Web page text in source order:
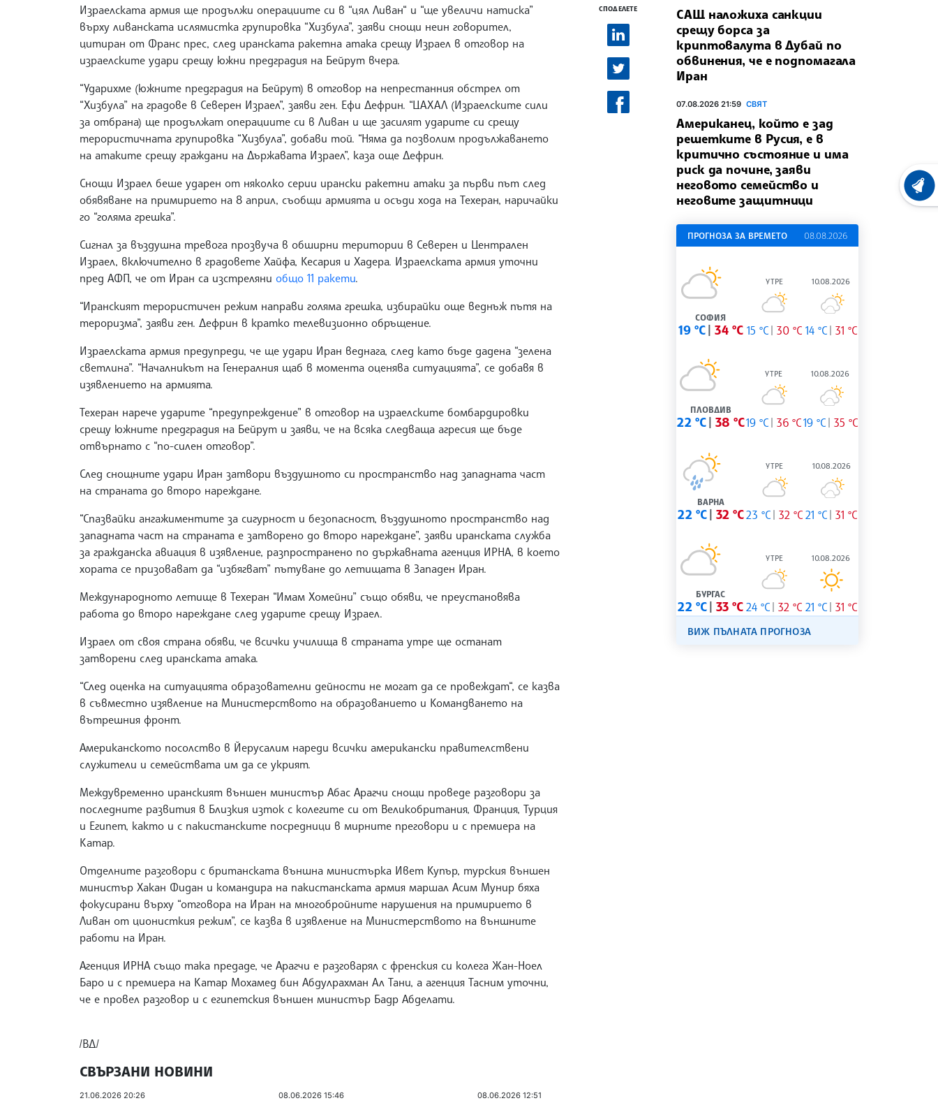
Израелската армия ще продължи операциите си в “цял Ливан“ и “ще увеличи натиска”
върху ливанската ислямистка групировка “Хизбула”, заяви снощи неин говорител,
цитиран от Франс прес, след иранската ракетна атака срещу Израел в отговор на
израелските удари срещу южни предградия на Бейрут вчера.
“Ударихме (южните предградия на Бейрут) в отговор на непрестанния обстрел от
“Хизбула” на градове в Северен Израел”, заяви ген. Ефи Дефрин. “ЦАХАЛ (Израелските сили
за отбрана) ще продължат операциите си в Ливан и ще засилят ударите си срещу
терористичната групировка “Хизбула”, добави той. “Няма да позволим продължаването
на атаките срещу граждани на Държавата Израел”, каза още Дефрин.
Снощи Израел беше ударен от няколко серии ирански ракетни атаки за първи път след
обявяване на примирието на 8 април, съобщи армията и осъди хода на Техеран, наричайки
го “голяма грешка”.
Сигнал за въздушна тревога прозвуча в обширни територии в Северен и Централен
Израел, включително в градовете Хайфа, Кесария и Хадера. Израелската армия уточни
пред АФП, че от Иран са изстреляни общо 11 ракети.
“Иранският терористичен режим направи голяма грешка, избирайки още веднъж пътя на
тероризма”, заяви ген. Дефрин в кратко телевизионно обръщение.
Израелската армия предупреди, че ще удари Иран веднага, след като бъде дадена “зелена
светлина”. “Началникът на Генералния щаб в момента оценява ситуацията”, се добавя в
изявлението на армията.
Техеран нарече ударите “предупреждение” в отговор на израелските бомбардировки
срещу южните предградия на Бейрут и заяви, че на всяка следваща агресия ще бъде
отвърнато с “по-силен отговор”.
След снощните удари Иран затвори въздушното си пространство над западната част
на страната до второ нареждане.
“Спазвайки ангажиментите за сигурност и безопасност, въздушното пространство над
западната част на страната е затворено до второ нареждане”, заяви иранската служба
за гражданска авиация в изявление, разпространено по държавната агенция ИРНА, в което
хората се призовават да “избягват” пътуване до летищата в Западен Иран.
Международното летище в Техеран “Имам Хомейни” също обяви, че преустановява
работа до второ нареждане след ударите срещу Израел.
Израел от своя страна обяви, че всички училища в страната утре ще останат
затворени след иранската атака.
“След оценка на ситуацията образователни дейности не могат да се провеждат“, се казва
в съвместно изявление на Министерството на образованието и Командването на
вътрешния фронт.
Американското посолство в Йерусалим нареди всички американски правителствени
служители и семействата им да се укрият.
Междувременно иранският външен министър Абас Арагчи снощи проведе разговори за
последните развития в Близкия изток с колегите си от Великобритания, Франция, Турция
и Египет, както и с пакистанските посредници в мирните преговори и с премиера на
Катар.
Отделните разговори с британската външна министърка Ивет Купър, турския външен
министър Хакан Фидан и командира на пакистанската армия маршал Асим Мунир бяха
фокусирани върху “отговора на Иран на многобройните нарушения на примирието в
Ливан от ционисткия режим”, се казва в изявление на Министерството на външните
работи на Иран.
Агенция ИРНА също така предаде, че Арагчи е разговарял с френския си колега Жан-Ноел
Баро и с премиера на Катар Мохамед бин Абдулрахман Ал Тани, а агенция Тасним уточни,
че е провел разговор и с египетския външен министър Бадр Абделати.
/ВД/
СПОДЕЛЕТЕ
СВЪРЗАНИ НОВИНИ
21.06.2026 20:26 08.06.2026 15:46 08.06.2026 12:51
САЩ наложиха санкции
срещу борса за
криптовалута в Дубай по
обвинения, че е подпомагала
Иран
07.08.2026 21:59 СВЯТ
Американец, който е зад
решетките в Русия, е в
критично състояние и има
риск да почине, заяви
неговото семейство и
неговите защитници
ПРОГНОЗА ЗА ВРЕМЕТО 08.08.2026
СОФИЯ
19 °C 34 °C
УТРЕ
15 °C 30 °C
10.08.2026
14 °C 31 °C
ПЛОВДИВ
22 °C 38 °C
УТРЕ
19 °C 36 °C
10.08.2026
19 °C 35 °C
ВАРНА
22 °C 32 °C
УТРЕ
23 °C 32 °C
10.08.2026
21 °C 31 °C
БУРГАС
22 °C 33 °C
УТРЕ
24 °C 32 °C
10.08.2026
21 °C 31 °C
ВИЖ ПЪЛНАТА ПРОГНОЗА